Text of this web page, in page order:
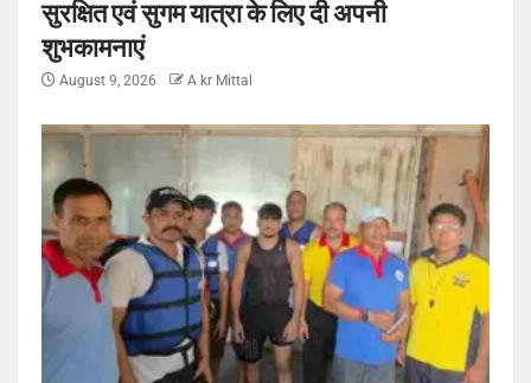
सुरक्षित एवं सुगम यात्रा के लिए दी अपनी
शुभकामनाएं
August 9, 2026 A kr Mittal